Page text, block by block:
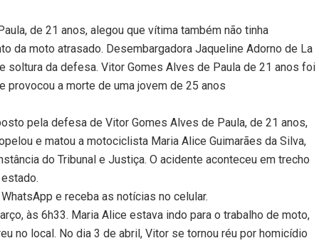
de 21 anos, alegou que vítima também não tinha
da moto atrasado. Desembargadora Jaqueline Adorno de La
soltura da defesa. Vitor Gomes Alves de Paula de 21 anos foi
provocou a morte de uma jovem de 25 anos
pela defesa de Vitor Gomes Alves de Paula, de 21 anos,
e matou a motociclista Maria Alice Guimarães da Silva,
do Tribunal e Justiça. O acidente aconteceu em trecho
e receba as notícias no celular.
às 6h33. Maria Alice estava indo para o trabalho de moto,
no local. No dia 3 de abril, Vitor se tornou réu por homicídio